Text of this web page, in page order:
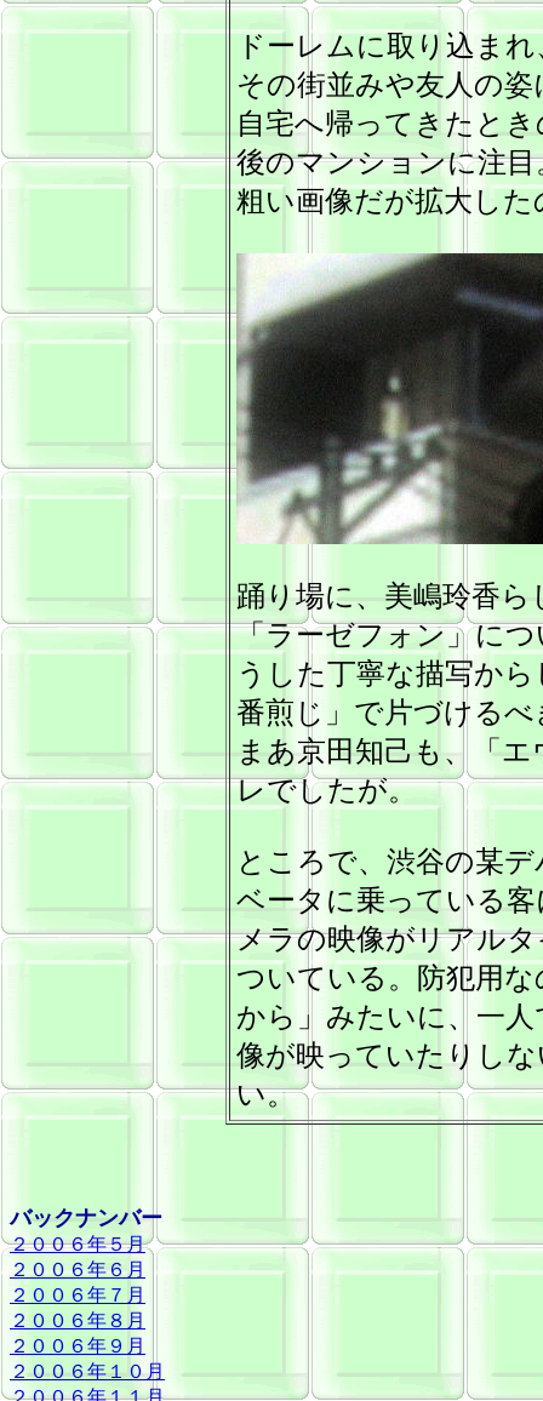
ドーレムに取り込ま
その街並みや友人の
自宅へ帰ってきたと
後のマンションに注目
粗い画像だが拡大した
踊り場に、美嶋玲香ら
「ラーゼフォン」に
うした丁寧な描写か
番煎じ」で片づける
まあ京田知己も、「
レでしたが。
ところで、渋谷の某
ベータに乗っている
メラの映像がリアル
ついている。防犯用
から」みたいに、一
像が映っていたりし
い。
バックナンバー
２００６年５月
２００６年６月
２００６年７月
２００６年８月
２００６年９月
２００６年１０月
２００６年１１月